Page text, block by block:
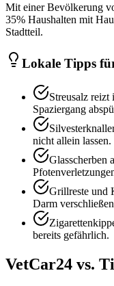
Mit einer Bevölkerung
35% Haushalten mit
Stadtteil.
Lokale Tipps
Streusalz
Spaziergang
nicht allein lassen.
Glasscherben
Grillreste und
Darm
bereits gefährlich.
VetCar24 vs.